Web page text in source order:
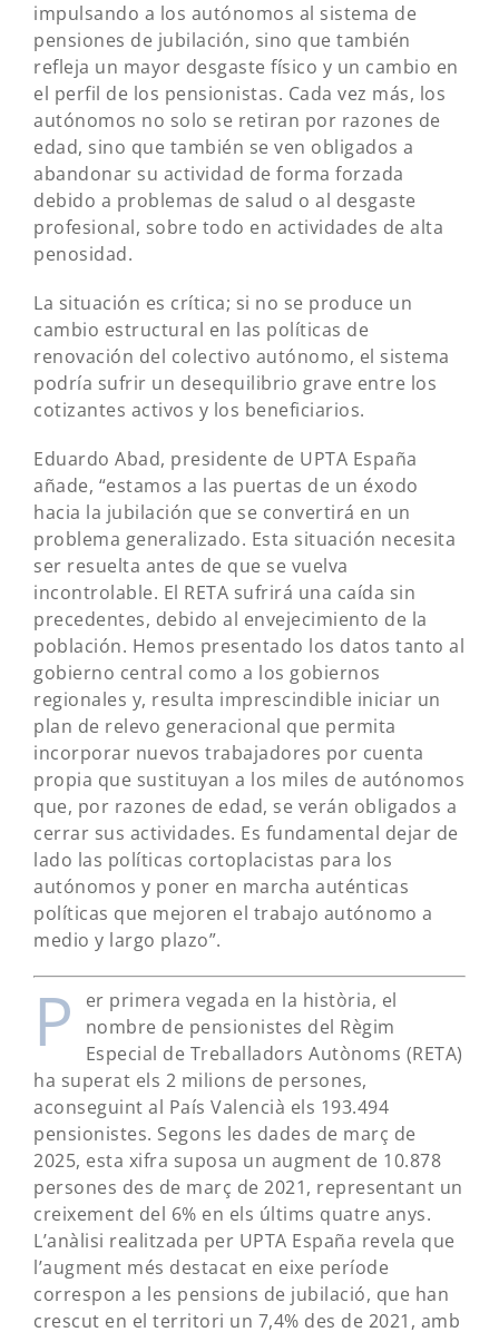
impulsando a los autónomos al sistema de
pensiones de jubilación, sino que también
refleja un mayor desgaste físico y un cambio en
el perfil de los pensionistas. Cada vez más, los
autónomos no solo se retiran por razones de
edad, sino que también se ven obligados a
abandonar su actividad de forma forzada
debido a problemas de salud o al desgaste
profesional, sobre todo en actividades de alta
penosidad.
La situación es crítica; si no se produce un
cambio estructural en las políticas de
renovación del colectivo autónomo, el sistema
podría sufrir un desequilibrio grave entre los
cotizantes activos y los beneficiarios.
Eduardo Abad, presidente de UPTA España
añade, “estamos a las puertas de un éxodo
hacia la jubilación que se convertirá en un
problema generalizado. Esta situación necesita
ser resuelta antes de que se vuelva
incontrolable. El RETA sufrirá una caída sin
precedentes, debido al envejecimiento de la
población. Hemos presentado los datos tanto al
gobierno central como a los gobiernos
regionales y, resulta imprescindible iniciar un
plan de relevo generacional que permita
incorporar nuevos trabajadores por cuenta
propia que sustituyan a los miles de autónomos
que, por razones de edad, se verán obligados a
cerrar sus actividades. Es fundamental dejar de
lado las políticas cortoplacistas para los
autónomos y poner en marcha auténticas
políticas que mejoren el trabajo autónomo a
medio y largo plazo”.
P
er primera vegada en la història, el
nombre de pensionistes del Règim
Especial de Treballadors Autònoms (RETA)
ha superat els 2 milions de persones,
aconseguint al País Valencià els 193.494
pensionistes. Segons les dades de març de
2025, esta xifra suposa un augment de 10.878
persones des de març de 2021, representant un
creixement del 6% en els últims quatre anys.
L’anàlisi realitzada per UPTA España revela que
l’augment més destacat en eixe període
correspon a les pensions de jubilació, que han
crescut en el territori un 7,4% des de 2021, amb